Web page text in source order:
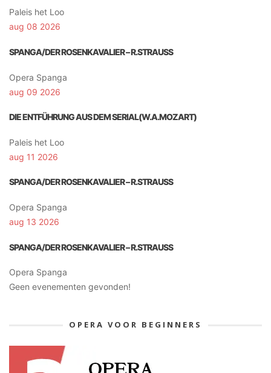
Paleis het Loo
aug 08 2026
SPANGA/DER ROSENKAVALIER – R.STRAUSS
Opera Spanga
aug 09 2026
DIE ENTFÜHRUNG AUS DEM SERIAL(W.A.MOZART)
Paleis het Loo
aug 11 2026
SPANGA/DER ROSENKAVALIER – R.STRAUSS
Opera Spanga
aug 13 2026
SPANGA/DER ROSENKAVALIER – R.STRAUSS
Opera Spanga
Geen evenementen gevonden!
OPERA VOOR BEGINNERS